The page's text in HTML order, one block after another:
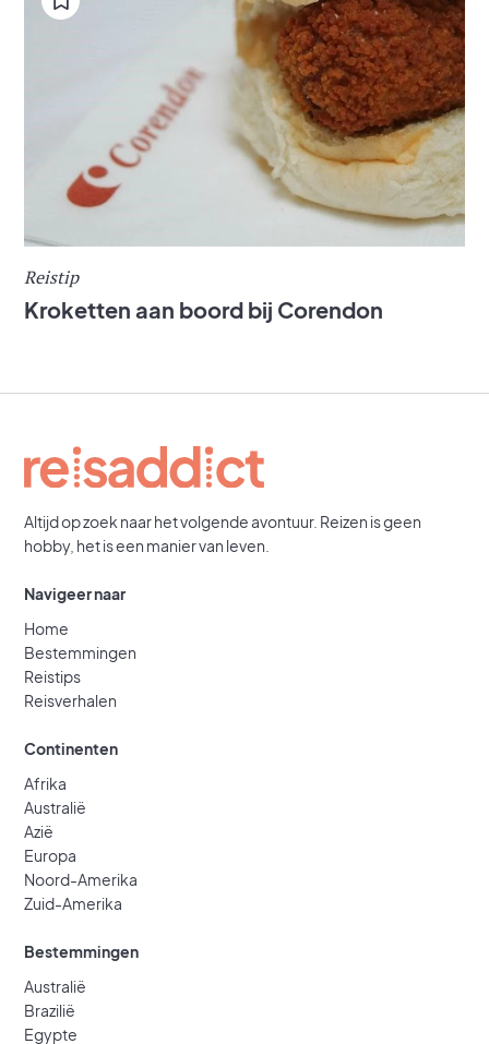
Reistip
Kroketten aan boord bij Corendon
Altijd op zoek naar het volgende avontuur. Reizen is geen
hobby, het is een manier van leven.
Navigeer naar
Home
Bestemmingen
Reistips
Reisverhalen
Continenten
Afrika
Australië
Azië
Europa
Noord-Amerika
Zuid-Amerika
Bestemmingen
Australië
Brazilië
Egypte